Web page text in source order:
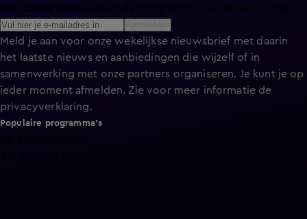
Meld je aan voor onze wekelijkse nieuwsbrief met daarin
het laatste nieuws en aanbiedingen die wijzelf of in
samenwerking met onze partners organiseren. Je kunt je op
ieder moment afmelden. Zie voor meer informatie de
privacyverklaring.
Populaire programma's